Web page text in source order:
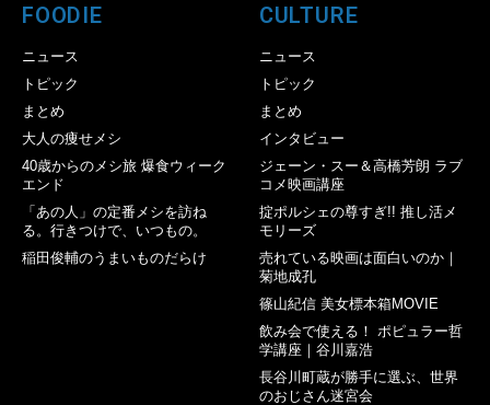
FOODIE
ニュース
トピック
まとめ
大人の痩せメシ
40歳からのメシ旅 爆食ウィーク
エンド
「あの人」の定番メシを訪ね
る。行きつけで、いつもの。
稲田俊輔のうまいものだらけ
CULTURE
ニュース
トピック
まとめ
インタビュー
ジェーン・スー＆高橋芳朗 ラブ
コメ映画講座
掟ポルシェの尊すぎ!! 推し活メ
モリーズ
売れている映画は面白いのか｜
菊地成孔
篠山紀信 美女標本箱MOVIE
飲み会で使える！ ポピュラー哲
学講座｜谷川嘉浩
長谷川町蔵が勝手に選ぶ、世界
のおじさん迷宮会